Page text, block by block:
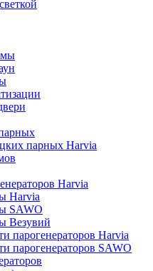
парных Harvia
Harvia
Harvia
SAWO
Везувий
парогенераторов Harvia
парогенераторов SAWO